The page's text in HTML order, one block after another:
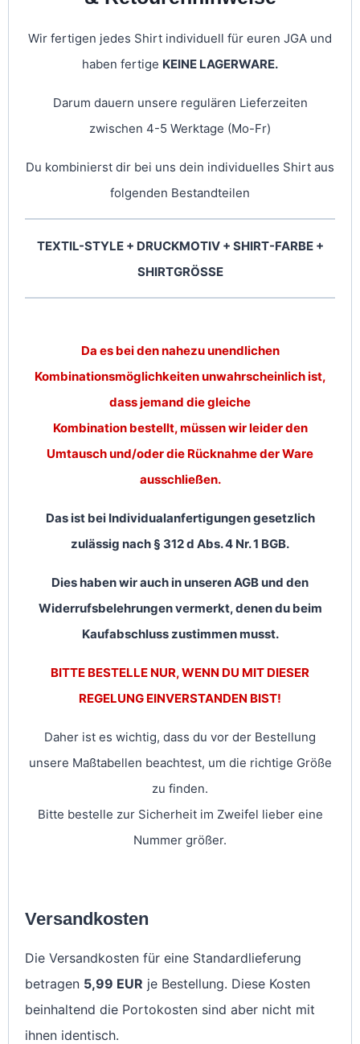
Wir fertigen jedes Shirt individuell für euren JGA und
haben fertige KEINE LAGERWARE.
Darum dauern unsere regulären Lieferzeiten
zwischen 4-5 Werktage (Mo-Fr)
Du kombinierst dir bei uns dein individuelles Shirt aus
folgenden Bestandteilen
TEXTIL-STYLE + DRUCKMOTIV + SHIRT-FARBE +
SHIRTGRÖSSE
Da es bei den nahezu unendlichen
Kombinationsmöglichkeiten unwahrscheinlich ist,
dass jemand die gleiche
Kombination bestellt, müssen wir leider den
Umtausch und/oder die Rücknahme der Ware
ausschließen.
Das ist bei Individualanfertigungen gesetzlich
zulässig nach § 312 d Abs. 4 Nr. 1 BGB.
Dies haben wir auch in unseren AGB und den
Widerrufsbelehrungen vermerkt, denen du beim
Kaufabschluss zustimmen musst.
BITTE BESTELLE NUR, WENN DU MIT DIESER
REGELUNG EINVERSTANDEN BIST!
Daher ist es wichtig, dass du vor der Bestellung
unsere Maßtabellen beachtest, um die richtige Größe
zu finden.
Bitte bestelle zur Sicherheit im Zweifel lieber eine
Nummer größer.
Versandkosten
Die Versandkosten für eine Standardlieferung
betragen 5,99 EUR je Bestellung. Diese Kosten
beinhaltend die Portokosten sind aber nicht mit
ihnen identisch.